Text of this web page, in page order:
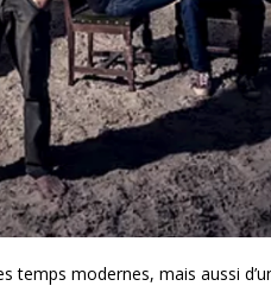
temps modernes, mais aussi